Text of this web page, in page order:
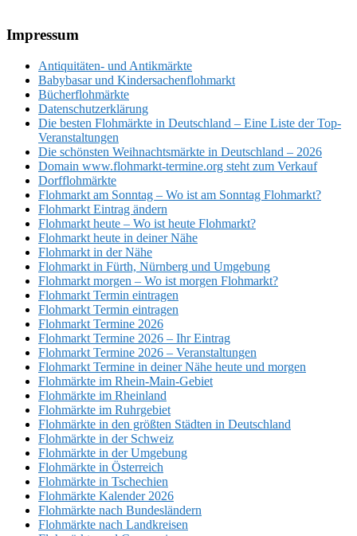
Footer
Impressum
Antiquitäten- und Antikmärkte
Babybasar und Kindersachenflohmarkt
Bücherflohmärkte
Datenschutzerklärung
Die besten Flohmärkte in Deutschland – Eine Liste der Top-
Veranstaltungen
Die schönsten Weihnachtsmärkte in Deutschland – 2026
Domain www.flohmarkt-termine.org steht zum Verkauf
Dorfflohmärkte
Flohmarkt am Sonntag – Wo ist am Sonntag Flohmarkt?
Flohmarkt Eintrag ändern
Flohmarkt heute – Wo ist heute Flohmarkt?
Flohmarkt heute in deiner Nähe
Flohmarkt in der Nähe
Flohmarkt in Fürth, Nürnberg und Umgebung
Flohmarkt morgen – Wo ist morgen Flohmarkt?
Flohmarkt Termin eintragen
Flohmarkt Termin eintragen
Flohmarkt Termine 2026
Flohmarkt Termine 2026 – Ihr Eintrag
Flohmarkt Termine 2026 – Veranstaltungen
Flohmarkt Termine in deiner Nähe heute und morgen
Flohmärkte im Rhein-Main-Gebiet
Flohmärkte im Rheinland
Flohmärkte im Ruhrgebiet
Flohmärkte in den größten Städten in Deutschland
Flohmärkte in der Schweiz
Flohmärkte in der Umgebung
Flohmärkte in Österreich
Flohmärkte in Tschechien
Flohmärkte Kalender 2026
Flohmärkte nach Bundesländern
Flohmärkte nach Landkreisen